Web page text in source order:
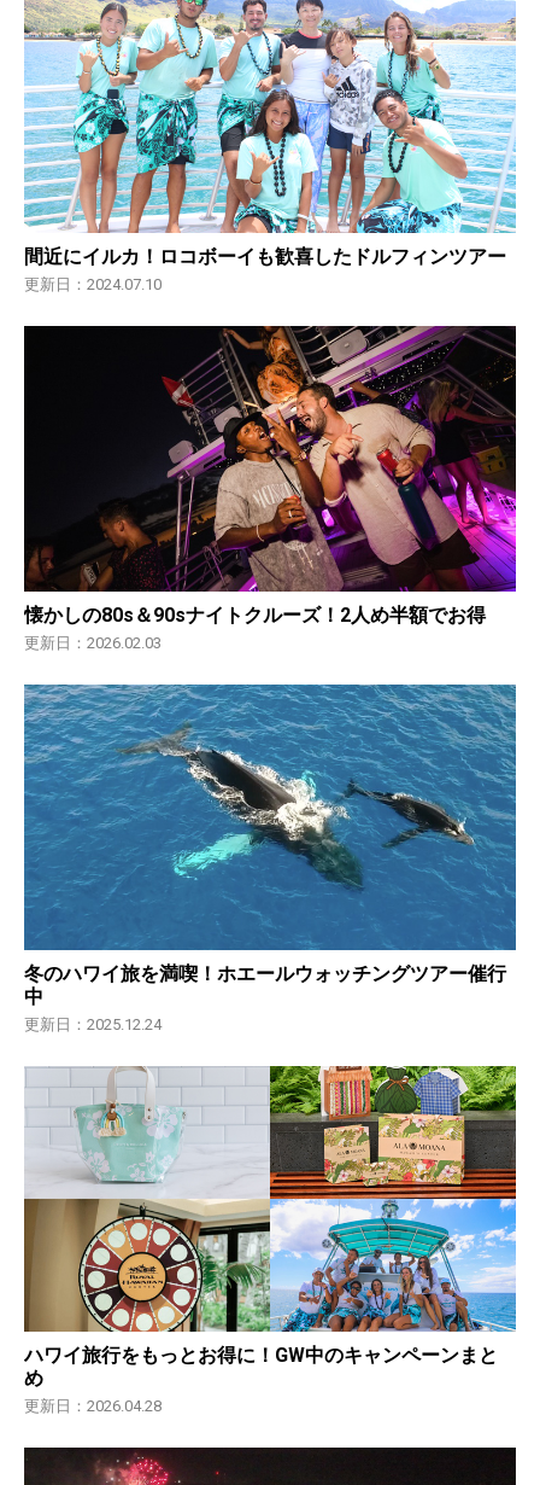
間近にイルカ！ロコボーイも歓喜したドルフィンツアー
更新日：2024.07.10
懐かしの80s＆90sナイトクルーズ！2人め半額でお得
更新日：2026.02.03
冬のハワイ旅を満喫！ホエールウォッチングツアー催行
中
更新日：2025.12.24
ハワイ旅行をもっとお得に！GW中のキャンペーンまと
め
更新日：2026.04.28